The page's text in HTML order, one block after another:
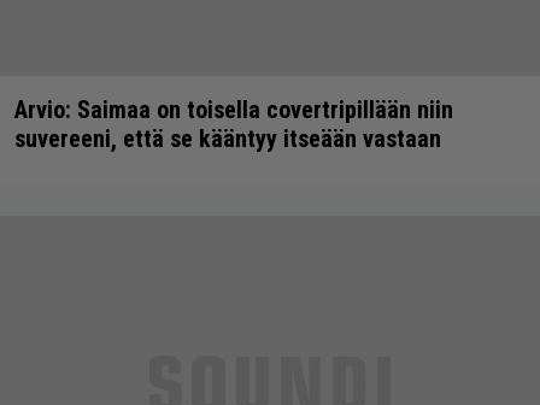
Arvio: Saimaa on toisella covertripillään niin
suvereeni, että se kääntyy itseään vastaan